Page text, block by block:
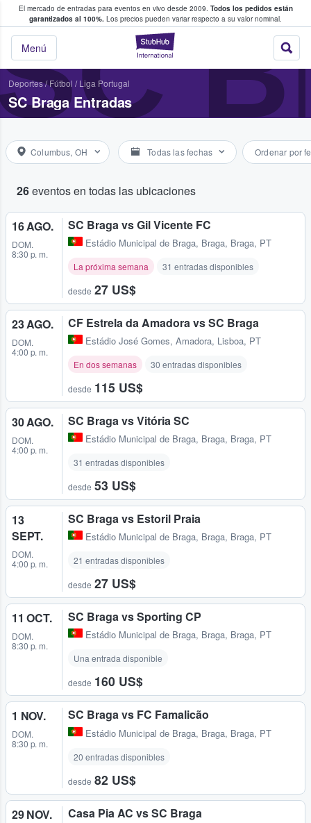
El mercado de entradas para eventos en vivo desde 2009. Todos los pedidos están
garantizados al 100%. Los precios pueden variar respecto a su valor nominal.
StubHub:
Menú
y venta de entradas entre fans
Deportes/ Fútbol / Liga Portugal
SC Braga Entradas
Columbus, OH Todas las fechas Ordenar por
26eventos en todas las ubicaciones
16 AGO.
DOM.
8:30 p. m.
SC Braga vs Gil Vicente FC
Estádio Municipal de Braga, Braga, Braga, PT
La próxima semana 31 entradas disponibles
desde 27 US$
23 AGO.
DOM.
4:00 p. m.
CF Estrela da Amadora vs SC Braga
Estádio José Gomes, Amadora, Lisboa, PT
En dos semanas 30 entradas disponibles
desde 115 US$
30 AGO.
DOM.
4:00 p. m.
SC Braga vs Vitória SC
Estádio Municipal de Braga, Braga, Braga, PT
31 entradas disponibles
desde 53 US$
13
SEPT.
DOM.
4:00 p. m.
SC Braga vs Estoril Praia
Estádio Municipal de Braga, Braga, Braga, PT
21 entradas disponibles
desde 27 US$
11 OCT.
DOM.
8:30 p. m.
SC Braga vs Sporting CP
Estádio Municipal de Braga, Braga, Braga, PT
Una entrada disponible
desde 160 US$
1 NOV.
DOM.
8:30 p. m.
SC Braga vs FC Famalicão
Estádio Municipal de Braga, Braga, Braga, PT
20 entradas disponibles
desde 82 US$
29 NOV. Casa Pia AC vs SC Braga